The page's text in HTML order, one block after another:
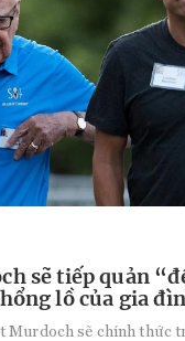
sẽ tiếp quản
lồ của gia
sẽ chính thức